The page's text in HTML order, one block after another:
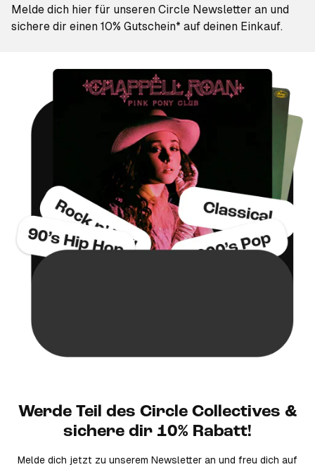
Melde dich hier für unseren Circle Newsletter an und
sichere dir einen 10% Gutschein* auf deinen Einkauf.
Werde Teil des Circle Collectives &
sichere dir 10% Rabatt!
Melde dich jetzt zu unserem Newsletter an und freu dich auf